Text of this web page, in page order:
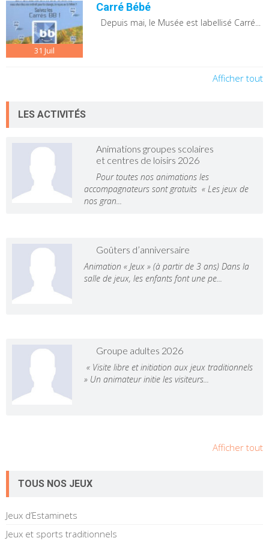
31 Juil
Carré Bébé
Depuis mai, le Musée est labellisé Carré...
Afficher tout
LES ACTIVITÉS
Animations groupes scolaires
et centres de loisirs 2026
Pour toutes nos animations les
accompagnateurs sont gratuits « Les jeux de
nos gran...
Goûters d’anniversaire
Animation « Jeux » (à partir de 3 ans) Dans la
salle de jeux, les enfants font une pe...
Groupe adultes 2026
« Visite libre et initiation aux jeux traditionnels
» Un animateur initie les visiteurs...
Afficher tout
TOUS NOS JEUX
Jeux d’Estaminets
Jeux et sports traditionnels